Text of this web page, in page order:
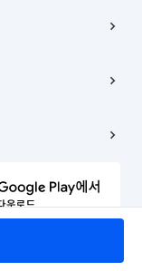
윈트리빌딩) B동 5층
, 8층 미소
자에게 있습니다.